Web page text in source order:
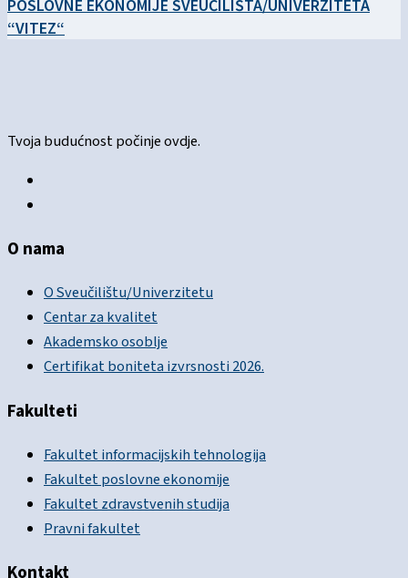
POSLOVNE EKONOMIJE SVEUČILIŠTA/UNIVERZITETA
“VITEZ“
Tvoja budućnost počinje ovdje.
O nama
O Sveučilištu/Univerzitetu
Centar za kvalitet
Akademsko osoblje
Certifikat boniteta izvrsnosti 2026.
Fakulteti
Fakultet informacijskih tehnologija
Fakultet poslovne ekonomije
Fakultet zdravstvenih studija
Pravni fakultet
Kontakt